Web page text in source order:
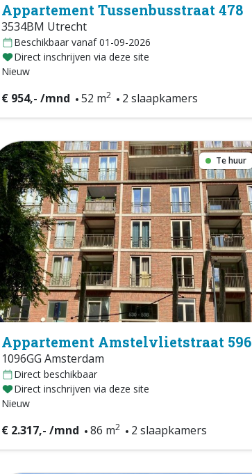
Appartement Tussenbusstraat 478
3534BM Utrecht
Beschikbaar vanaf 01-09-2026
Direct inschrijven via deze site
Nieuw
€ 954,- /mnd 52 m2 2 slaapkamers
Te huur
Appartement Amstelvlietstraat 596
1096GG Amsterdam
Direct beschikbaar
Direct inschrijven via deze site
Nieuw
€ 2.317,- /mnd 86 m2 2 slaapkamers